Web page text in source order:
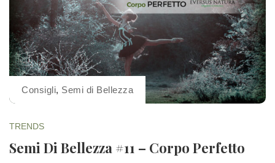
Consigli, Semi di Bellezza
TRENDS
Semi Di Bellezza #11 – Corpo Perfetto